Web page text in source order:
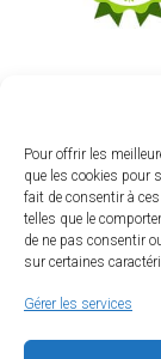
Pour offrir les
que les cookies pour
fait de consentir à
telles que le
de ne pas consentir
sur certaines
Gérer les services